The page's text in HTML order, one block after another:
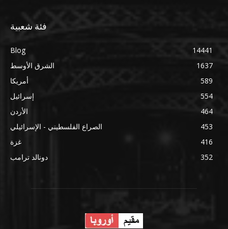
فئة شعبية
Blog
14441
الشرق الأوسط
1637
أمريكا
589
إسرائيل
554
الأردن
464
الصراع الفلسطيني - الإسرائيلي
453
غزة
416
دونالد ترامب
352